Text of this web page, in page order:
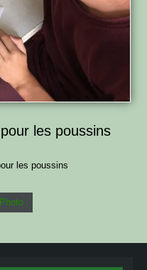
les poussins
les poussins